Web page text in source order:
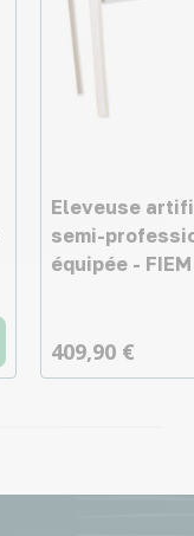
Eleveuse
semi-
équipée - FIEM
409,90 €